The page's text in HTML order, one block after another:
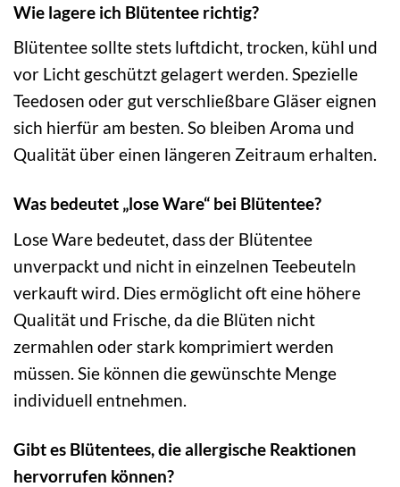
Wie lagere ich Blütentee richtig?
Blütentee sollte stets luftdicht, trocken, kühl und
vor Licht geschützt gelagert werden. Spezielle
Teedosen oder gut verschließbare Gläser eignen
sich hierfür am besten. So bleiben Aroma und
Qualität über einen längeren Zeitraum erhalten.
Was bedeutet „lose Ware“ bei Blütentee?
Lose Ware bedeutet, dass der Blütentee
unverpackt und nicht in einzelnen Teebeuteln
verkauft wird. Dies ermöglicht oft eine höhere
Qualität und Frische, da die Blüten nicht
zermahlen oder stark komprimiert werden
müssen. Sie können die gewünschte Menge
individuell entnehmen.
Gibt es Blütentees, die allergische Reaktionen
hervorrufen können?